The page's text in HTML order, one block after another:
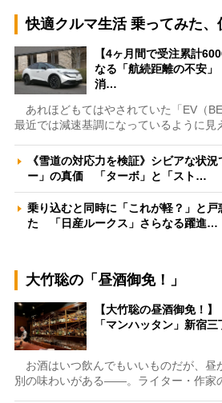
快適クルマ生活 乗ってみた、
【4ヶ月間で受注累計
なる「航続距離の不安
消…
あれほどもてはやされていた「EV（
最近では減速基調になっているように見
《雪道の対応力を検証》シビアな状
ー」の真価 「ターボ」と「スト…
乗り込むと同時に「これが軽？」と
た 「日産ルークス」さらなる躍進…
大竹聡の「昼酒御免！」
【大竹聡の昼酒御免！
「マンハッタン」新宿
お酒はいつ飲んでもいいものだが、昼
別の味わいがある――。ライター・作家